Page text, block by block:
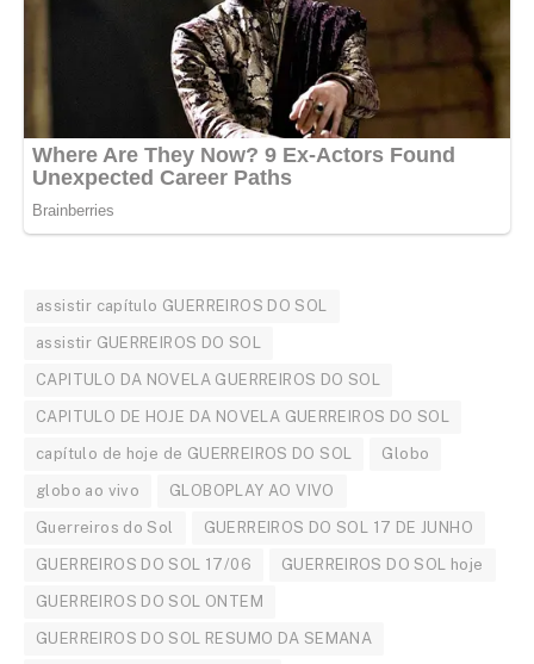
assistir capítulo GUERREIROS DO SOL
assistir GUERREIROS DO SOL
CAPITULO DA NOVELA GUERREIROS DO SOL
CAPITULO DE HOJE DA NOVELA GUERREIROS DO SOL
capítulo de hoje de GUERREIROS DO SOL Globo
globo ao vivo GLOBOPLAY AO VIVO
Guerreiros do Sol GUERREIROS DO SOL 17 DE JUNHO
GUERREIROS DO SOL 17/06 GUERREIROS DO SOL hoje
GUERREIROS DO SOL ONTEM
GUERREIROS DO SOL RESUMO DA SEMANA